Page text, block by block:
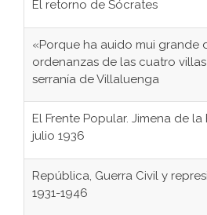
«Porque ha auido mui grande
ordenanzas de las cuatro
serranía de Villaluenga
El Frente Popular. Jimena de la
julio 1936
República, Guerra Civil y
1931-1946
Gaditanos deportados a